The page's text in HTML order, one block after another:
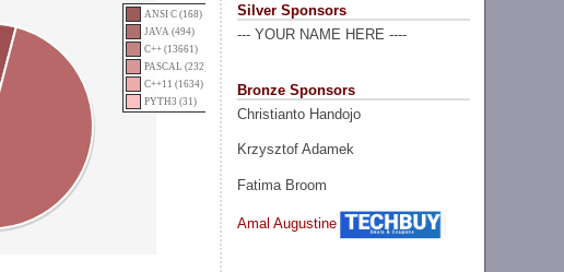
Silver Sponsors
--- YOUR NAME HERE ----
Bronze Sponsors
Christianto Handojo
Krzysztof Adamek
Fatima Broom
Amal Augustine
ANSI C (168)
JAVA (494)
C++ (13661)
PASCAL (232)
C++11 (1634)
PYTH3 (31)